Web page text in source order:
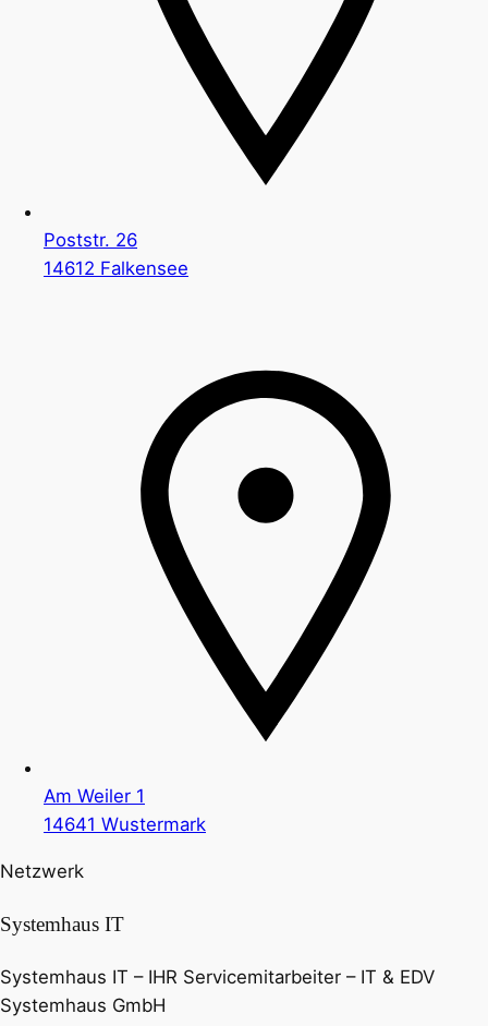
Poststr. 26
14612 Falkensee
Am Weiler 1
14641 Wustermark
Netzwerk
Systemhaus IT
Systemhaus IT – IHR Servicemitarbeiter – IT & EDV
Systemhaus GmbH